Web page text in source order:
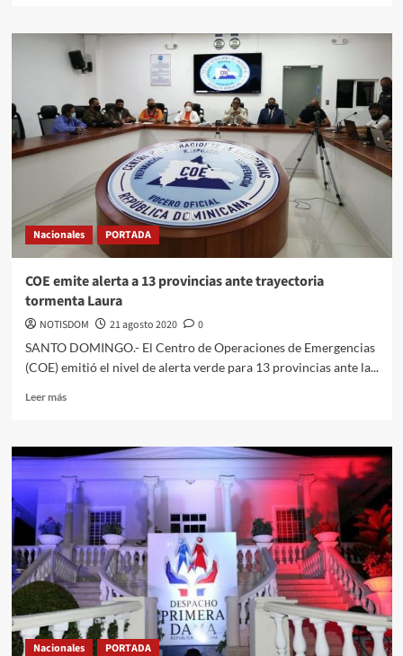
Nacionales PORTADA
COE emite alerta a 13 provincias ante trayectoria
tormenta Laura
NOTISDOM 21 agosto 2020
0
SANTO DOMINGO.- El Centro de Operaciones de Emergencias
(COE) emitió el nivel de alerta verde para 13 provincias ante la...
Leer más
Nacionales PORTADA